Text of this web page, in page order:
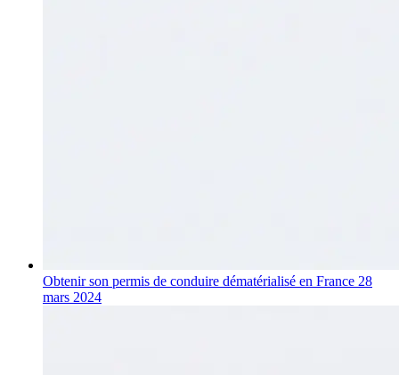
Obtenir son permis de conduire dématérialisé en France 28
mars 2024